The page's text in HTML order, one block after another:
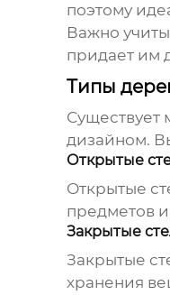
поэтому
Важно
придает им
Типы
Существует
дизайном.
Открытые
Открытые
предметов
Закрытые
Закрытые
хранения